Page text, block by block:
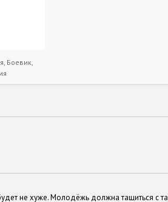
Боевик,
не хуже. Молодёжь должна тащиться с